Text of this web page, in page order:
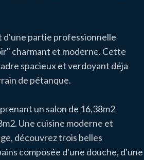
d'une partie professionnelle
charmant et moderne. Cette
spacieux et verdoyant déja
de pétanque.
un salon de 16,38m2
Une cuisine moderne et
découvrez trois belles
composée d'une douche, d'une